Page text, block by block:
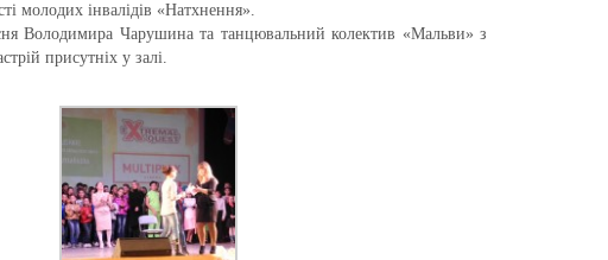
молодих інвалідів «Натхнення».
Чарушина та танцювальний колектив «Мальви» з
присутніх у залі.